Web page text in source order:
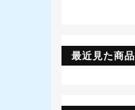
最近見た商品